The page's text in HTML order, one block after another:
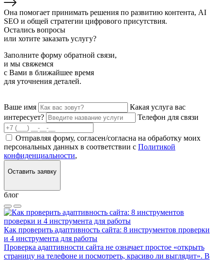
Она помогает принимать решения по развитию контента, AI
SEO и общей стратегии цифрового присутствия.
Остались вопросы
или хотите заказать услугу?
Заполните форму обратной связи,
и мы свяжемся
с Вами в ближайшее время
для уточнения деталей.
Ваше имя
Какая услуга вас
интересует?
Телефон для связи
Отправляя форму, согласен/согласна на обработку моих
персональных данных в соответствии с Политикой
конфиденциальности,
Оставить заявку
блог
Как проверить адаптивность сайта: 8 инструментов проверки
и 4 инструмента для работы
Проверка адаптивности сайта не означает простое «открыть
страницу на телефоне и посмотреть, красиво ли выглядит». В